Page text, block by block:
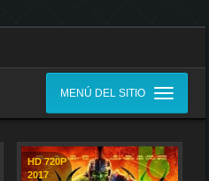
MENÚ DEL SITIO
HD 720P
2017